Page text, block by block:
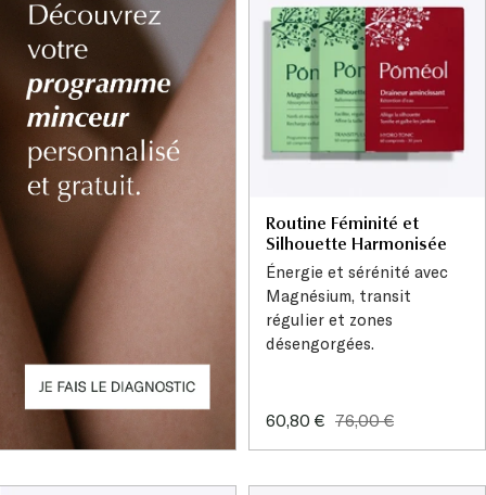
Routine Féminité et
Silhouette Harmonisée
Énergie et sérénité avec
Magnésium, transit
régulier et zones
désengorgées.
Prix
60,80 € Prix
76,00 €